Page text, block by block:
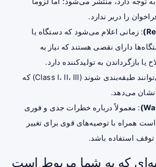
را دربر ندارد.
: زمانی اعلام می‌شود که دستگاه یا
دارای نقصی هستند که نیاز به
یا بازگرداندن به تولیدکننده دارد.
فراخوان‌ها می‌توانند طبقه‌بندی شوند (Class I، II، III) که
نشان می‌دهد.
: معمولاً درباره خطرات جدی و فوری
همراه با توصیه‌های قوی برای تغییر
توقف استفاده باشد.
که به شما مربوط است